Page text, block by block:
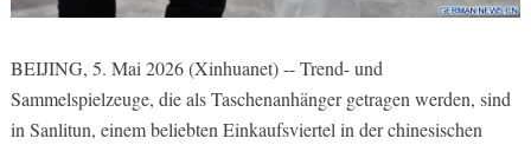
BEIJING, 5. Mai 2026 (Xinhuanet) -- Trend- und
Sammelspielzeuge, die als Taschenanhänger getragen werden, sind
in Sanlitun, einem beliebten Einkaufsviertel in der chinesischen